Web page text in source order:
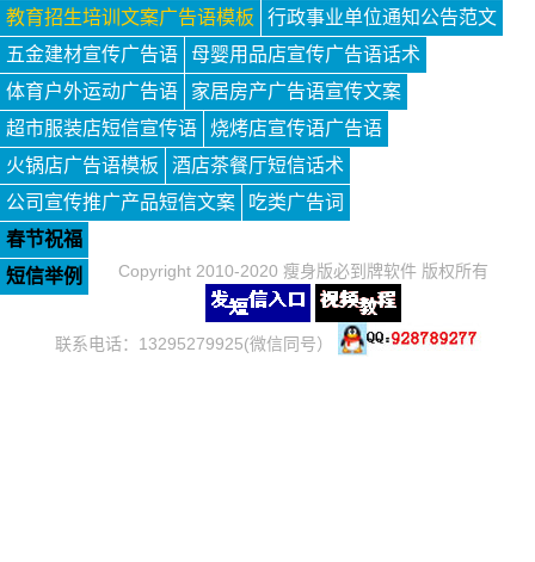
教育招生培训文案广告语模板
行政事业单位通知公告范文
五金建材宣传广告语
母婴用品店宣传广告语话术
体育户外运动广告语
家居房产广告语宣传文案
超市服装店短信宣传语
烧烤店宣传语广告语
火锅店广告语模板
酒店茶餐厅短信话术
公司宣传推广产品短信文案
吃类广告词
春节祝福
短信举例
Copyright 2010-2020 瘦身版必到牌软件 版权所有
联系电话：13295279925(微信同号）